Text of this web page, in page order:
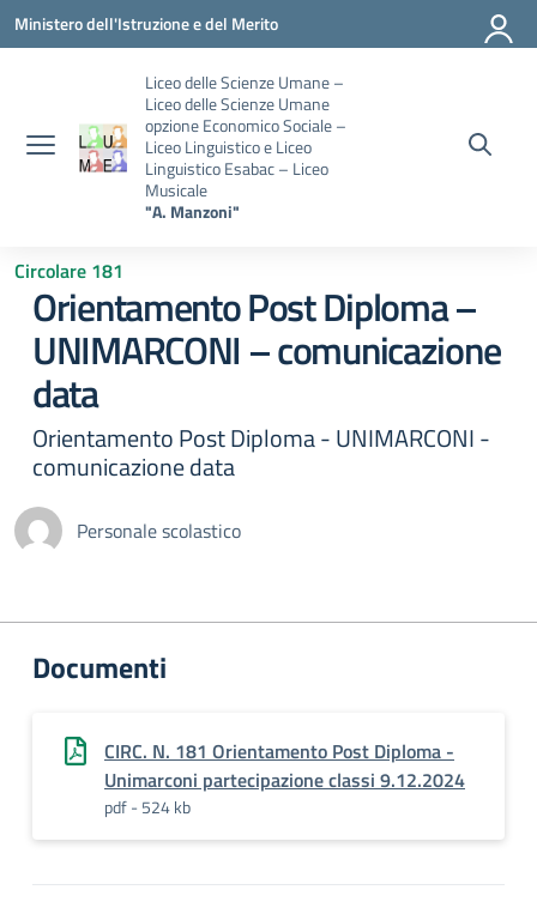
Vai ai contenuti
Vai al menu di navigazione
Vai al footer
Ministero dell'Istruzione e del Merito
Liceo delle Scienze Umane –
Liceo delle Scienze Umane
opzione Economico Sociale –
Liceo Linguistico e Liceo
Linguistico Esabac – Liceo
Musicale
"A. Manzoni"
Circolare 181
Orientamento Post Diploma –
UNIMARCONI – comunicazione
data
Orientamento Post Diploma - UNIMARCONI -
comunicazione data
Personale scolastico
Documenti
CIRC. N. 181 Orientamento Post Diploma -
Unimarconi partecipazione classi 9.12.2024
pdf - 524 kb